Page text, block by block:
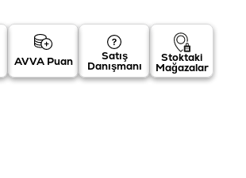
AVVA Puan Satış
Danışmanı
Stoktaki
Mağazalar